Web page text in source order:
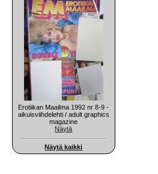
Erotiikan Maailma 1992 nr 8-9 -
aikuisviihdelehti / adult graphics
magazine
Näytä
Näytä kaikki